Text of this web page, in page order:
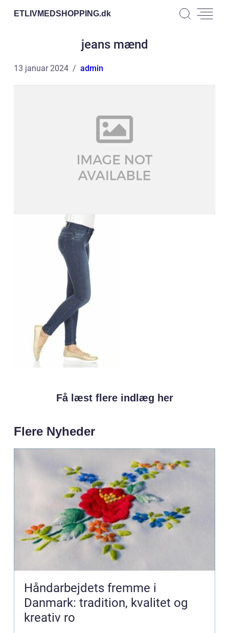
ETLIVMEDSHOPPING.dk
jeans mænd
13 januar 2024 admin
Få læst flere indlæg her
Flere Nyheder
Håndarbejdets fremme i
Danmark: tradition, kvalitet og
kreativ ro